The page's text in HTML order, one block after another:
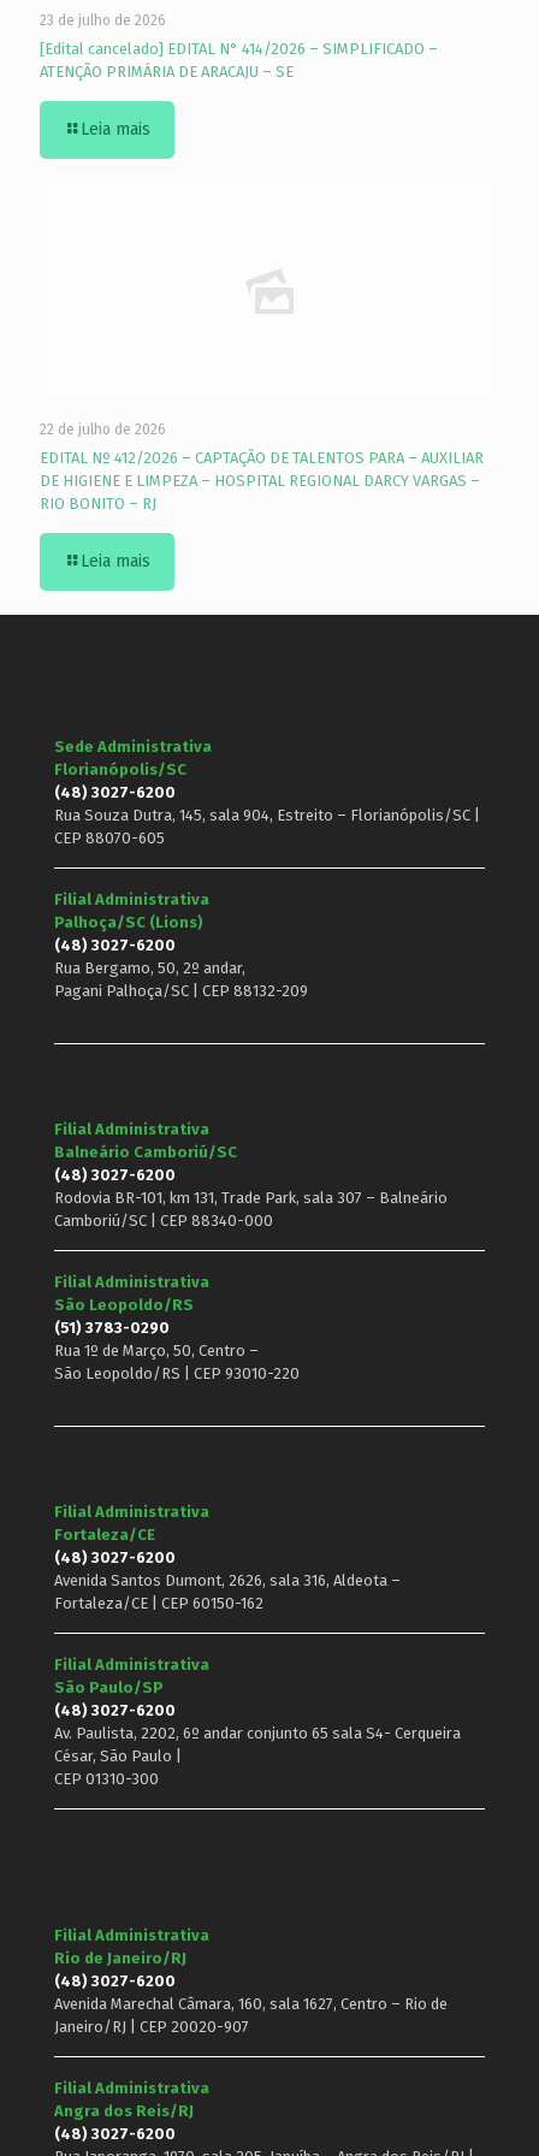
23 de julho de 2026
[Edital cancelado] EDITAL N° 414/2026 – SIMPLIFICADO –
ATENÇÃO PRIMÁRIA DE ARACAJU – SE
Leia mais
22 de julho de 2026
EDITAL Nº 412/2026 – CAPTAÇÃO DE TALENTOS PARA – AUXILIAR
DE HIGIENE E LIMPEZA – HOSPITAL REGIONAL DARCY VARGAS –
RIO BONITO – RJ
Leia mais
Sede Administrativa
Florianópolis/SC
(48) 3027-6200
Rua Souza Dutra, 145, sala 904, Estreito – Florianópolis/SC |
CEP 88070-605
Filial Administrativa
Palhoça/SC (Lions)
(48) 3027-6200
Rua Bergamo, 50, 2º andar,
Pagani Palhoça/SC | CEP 88132-209
Filial Administrativa
Balneário Camboriú/SC
(48) 3027-6200
Rodovia BR-101, km 131, Trade Park, sala 307 – Balneário
Camboriú/SC | CEP 88340-000
Filial Administrativa
São Leopoldo/RS
(51) 3783-0290
Rua 1º de Março, 50, Centro –
São Leopoldo/RS | CEP 93010-220
Filial Administrativa
Fortaleza/CE
(48) 3027-6200
Avenida Santos Dumont, 2626, sala 316, Aldeota –
Fortaleza/CE | CEP 60150-162
Filial Administrativa
São Paulo/SP
(48) 3027-6200
Av. Paulista, 2202, 6º andar conjunto 65 sala S4- Cerqueira
César, São Paulo |
CEP 01310-300
Filial Administrativa
Rio de Janeiro/RJ
(48) 3027-6200
Avenida Marechal Câmara, 160, sala 1627, Centro – Rio de
Janeiro/RJ | CEP 20020-907
Filial Administrativa
Angra dos Reis/RJ
(48) 3027-6200